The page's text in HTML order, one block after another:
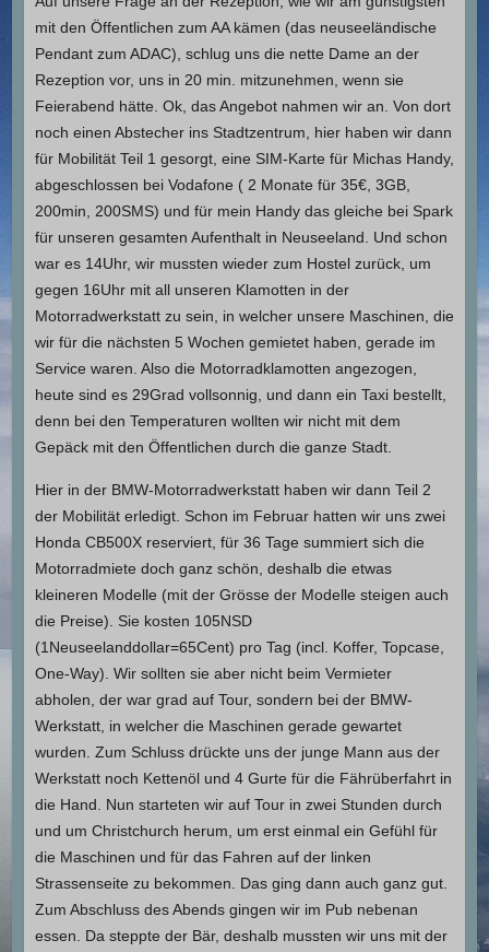
mit den Öffentlichen zum AA kämen (das neuseeländische
Pendant zum ADAC), schlug uns die nette Dame an der
Rezeption vor, uns in 20 min. mitzunehmen, wenn sie
Feierabend hätte. Ok, das Angebot nahmen wir an. Von dort
noch einen Abstecher ins Stadtzentrum, hier haben wir dann
für Mobilität Teil 1 gesorgt, eine SIM-Karte für Michas Handy,
abgeschlossen bei Vodafone ( 2 Monate für 35€, 3GB,
200min, 200SMS) und für mein Handy das gleiche bei Spark
für unseren gesamten Aufenthalt in Neuseeland. Und schon
war es 14Uhr, wir mussten wieder zum Hostel zurück, um
gegen 16Uhr mit all unseren Klamotten in der
Motorradwerkstatt zu sein, in welcher unsere Maschinen, die
wir für die nächsten 5 Wochen gemietet haben, gerade im
Service waren. Also die Motorradklamotten angezogen,
heute sind es 29Grad vollsonnig, und dann ein Taxi bestellt,
denn bei den Temperaturen wollten wir nicht mit dem
Gepäck mit den Öffentlichen durch die ganze Stadt.
Hier in der BMW-Motorradwerkstatt haben wir dann Teil 2
der Mobilität erledigt. Schon im Februar hatten wir uns zwei
Honda CB500X reserviert, für 36 Tage summiert sich die
Motorradmiete doch ganz schön, deshalb die etwas
kleineren Modelle (mit der Grösse der Modelle steigen auch
die Preise). Sie kosten 105NSD
(1Neuseelanddollar=65Cent) pro Tag (incl. Koffer, Topcase,
One-Way). Wir sollten sie aber nicht beim Vermieter
abholen, der war grad auf Tour, sondern bei der BMW-
Werkstatt, in welcher die Maschinen gerade gewartet
wurden. Zum Schluss drückte uns der junge Mann aus der
Werkstatt noch Kettenöl und 4 Gurte für die Fährüberfahrt in
die Hand. Nun starteten wir auf Tour in zwei Stunden durch
und um Christchurch herum, um erst einmal ein Gefühl für
die Maschinen und für das Fahren auf der linken
Strassenseite zu bekommen. Das ging dann auch ganz gut.
Zum Abschluss des Abends gingen wir im Pub nebenan
essen. Da steppte der Bär, deshalb mussten wir uns mit der